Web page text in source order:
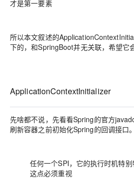
才是第一要素
所以本文叙述的
下的，和SpringBoot并无关联，希望它
ApplicationContextInitializer
先啥都不说，先看看Spring的官方
刷新容器之前初始化Spring的回调接口。
任何一个SPI，它的执行时机特
这点必须重视